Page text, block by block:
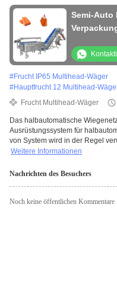
Semi-Auto
#Frucht IP65 Multihead-Wäger
#Hauptfrucht 12 Multihead-
Frucht Multihead-Wäger
Das halbautomatische
Ausrüstungssystem für
von System wird in der Regel
Weitere Informationen
Nachrichten des Besuchers
Noch keine öffentlichen Kommentare